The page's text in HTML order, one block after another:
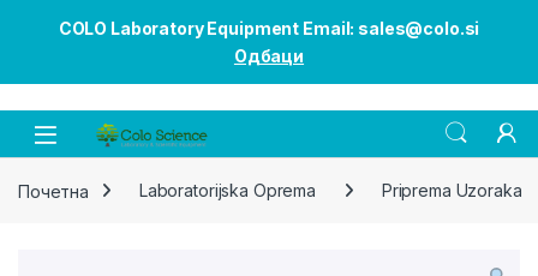
COLO Laboratory Equipment Email: sales@colo.si
Одбаци
Open
Почетна Laboratorijska Oprema Priprema Uzoraka